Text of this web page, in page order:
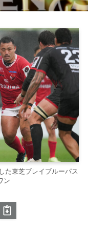
た東芝ブレイブルーパス
ン